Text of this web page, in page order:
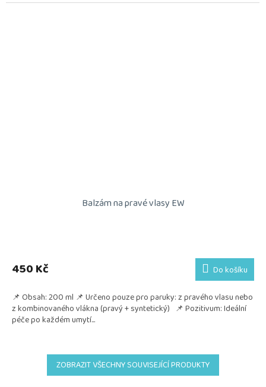
Balzám na pravé vlasy EW
450 Kč Do košíku
📌 Obsah: 200 ml 📌 Určeno pouze pro paruky: z pravého vlasu nebo
z kombinovaného vlákna (pravý + syntetický) 📌 Pozitivum: Ideální
péče po každém umytí...
ZOBRAZIT VŠECHNY SOUVISEJÍCÍ PRODUKTY